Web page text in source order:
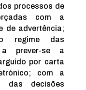
processos de
com a
de advertência;
regime das
prever-se a
por carta
com a
das decisões